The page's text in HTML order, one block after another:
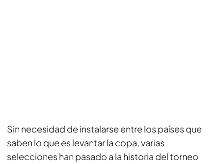
Sin necesidad de instalarse entre los países que
saben lo que es levantar la copa, varias
selecciones han pasado a la historia del torneo